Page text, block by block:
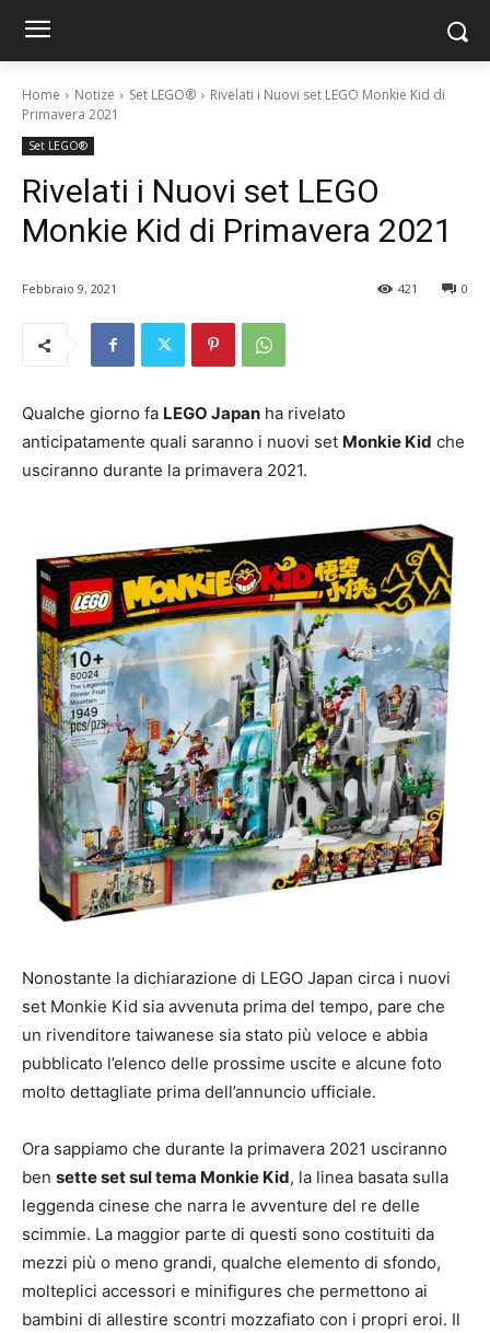
Home Notize Set LEGO®
Rivelati i Nuovi set LEGO Monkie Kid di
Primavera 2021
Set LEGO®
Rivelati i Nuovi set LEGO
Monkie Kid di Primavera 2021
Febbraio 9, 2021 0
421
Qualche giorno fa LEGO Japan ha rivelato
anticipatamente quali saranno i nuovi set Monkie Kid che
usciranno durante la primavera 2021.
Nonostante la dichiarazione di LEGO Japan circa i nuovi
set Monkie Kid sia avvenuta prima del tempo, pare che
un rivenditore taiwanese sia stato più veloce e abbia
pubblicato l’elenco delle prossime uscite e alcune foto
molto dettagliate prima dell’annuncio ufficiale.
Ora sappiamo che durante la primavera 2021 usciranno
ben sette set sul tema Monkie Kid, la linea basata sulla
leggenda cinese che narra le avventure del re delle
scimmie. La maggior parte di questi sono costituiti da
mezzi più o meno grandi, qualche elemento di sfondo,
molteplici accessori e minifigures che permettono ai
bambini di allestire scontri mozzafiato con i propri eroi. Il